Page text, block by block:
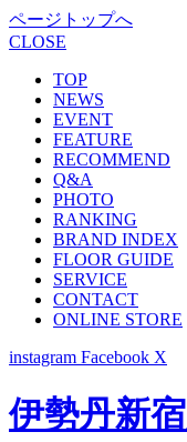
ページトップへ
CLOSE
TOP
NEWS
EVENT
FEATURE
RECOMMEND
Q&A
PHOTO
RANKING
BRAND INDEX
FLOOR GUIDE
SERVICE
CONTACT
ONLINE STORE
instagram Facebook X
伊勢丹新